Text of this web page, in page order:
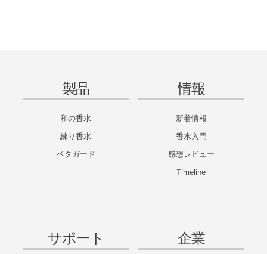
製品
和の香水
練り香水
ベタガード
情報
新着情報
香水入門
感想レビュー
Timeline
サポート 企業